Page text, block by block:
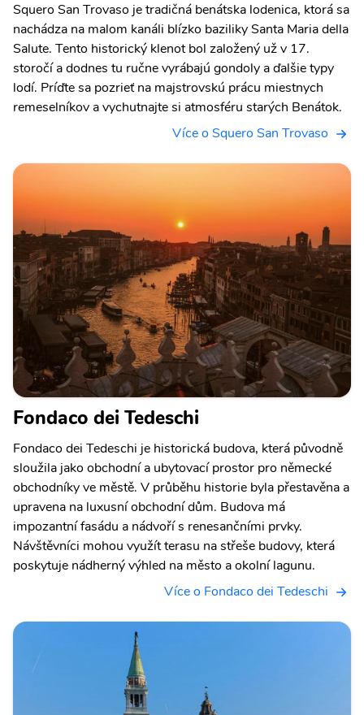
Squero San Trovaso je tradičná benátska lodenica, ktorá sa
nachádza na malom kanáli blízko baziliky Santa Maria della
Salute. Tento historický klenot bol založený už v 17.
storočí a dodnes tu ručne vyrábajú gondoly a ďalšie typy
lodí. Príďte sa pozrieť na majstrovskú prácu miestnych
remeselníkov a vychutnajte si atmosféru starých Benátok.
Více o Squero San Trovaso
Fondaco dei Tedeschi
Fondaco dei Tedeschi je historická budova, která původně
sloužila jako obchodní a ubytovací prostor pro německé
obchodníky ve městě. V průběhu historie byla přestavěna a
upravena na luxusní obchodní dům. Budova má
impozantní fasádu a nádvoří s renesančními prvky.
Návštěvníci mohou využít terasu na střeše budovy, která
poskytuje nádherný výhled na město a okolní lagunu.
Více o Fondaco dei Tedeschi